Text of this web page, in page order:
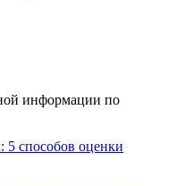
информации по